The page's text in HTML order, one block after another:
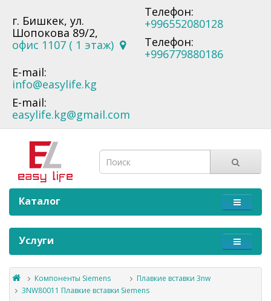
г. Бишкек, ул.
Шопокова 89/2,
офис 1107 ( 1 этаж)
Телефон:
+996552080128
Телефон:
+996779880186
E-mail:
info@easylife.kg
E-mail:
easylife.kg@gmail.com
Каталог
Услуги
Компоненты Siemens
Плавкие вставки 3nw
3NW80011 Плавкие вставки Siemens